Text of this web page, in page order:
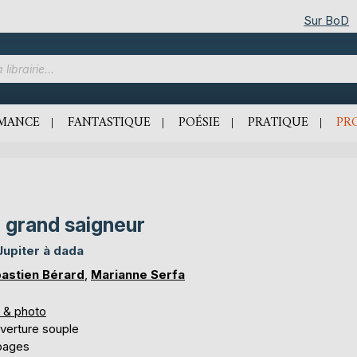
Sur BoD
FANTASTIQUE POÉSIE PRATIQUE
grand saigneur
à dada
Bérard, Marianne Serfa
& photo
souple